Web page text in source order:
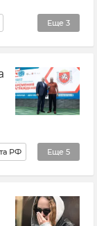
Еще 3
Еще 5
РФ